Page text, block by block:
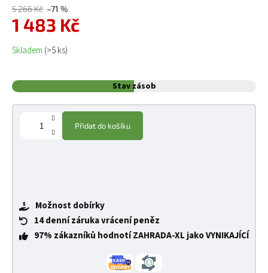
5 266 Kč –71 %
1 483 Kč
Měrná cena:
Skladem (>5 ks)
Stav zásob
Přidat do košíku
Možnost dobírky
14 denní záruka vrácení peněz
97% zákazníků hodnotí ZAHRADA-XL jako VYNIKAJÍCÍ